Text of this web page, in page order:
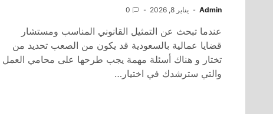
Admin يناير 8, 2026 0
عندما تبحث عن التمثيل القانوني المناسب ومستشار
قضايا عمالية بالسعودية قد يكون من الصعب تحديد من
تختار و هناك أسئلة مهمة يجب طرحها على محامي العمل
والتي سترشدك في اختيار…